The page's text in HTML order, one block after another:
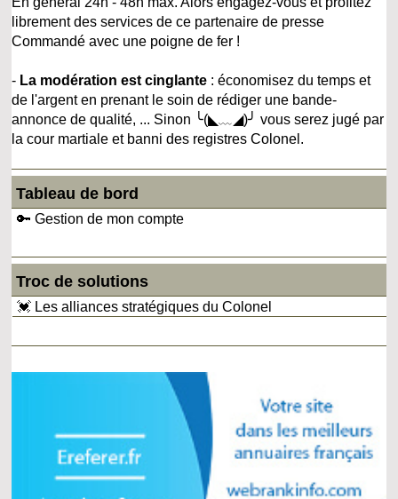
librement des services de ce partenaire de presse
Commandé avec une poigne de fer !
- La modération est cinglante : économisez du temps et
de l'argent en prenant le soin de rédiger une bande-
annonce de qualité, ... Sinon ╰(◣﹏◢)╯ vous serez jugé par
la cour martiale et banni des registres Colonel.
Tableau de bord
🔑 Gestion de mon compte
Troc de solutions
💓 Les alliances stratégiques du Colonel